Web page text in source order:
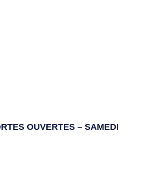
OUVERTES – SAMEDI